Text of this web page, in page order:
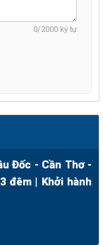
0/2000 ký tự
Đốc - Cần Thơ -
đêm | Khởi hành